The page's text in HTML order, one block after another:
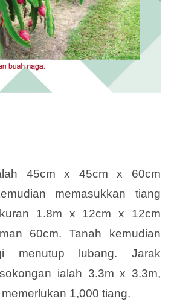
45cm x 45cm x 60cm
memasukkan tiang
1.8m x 12cm x 12cm
60cm. Tanah kemudian
menutup lubang. Jarak
ialah 3.3m x 3.3m,
1,000 tiang.